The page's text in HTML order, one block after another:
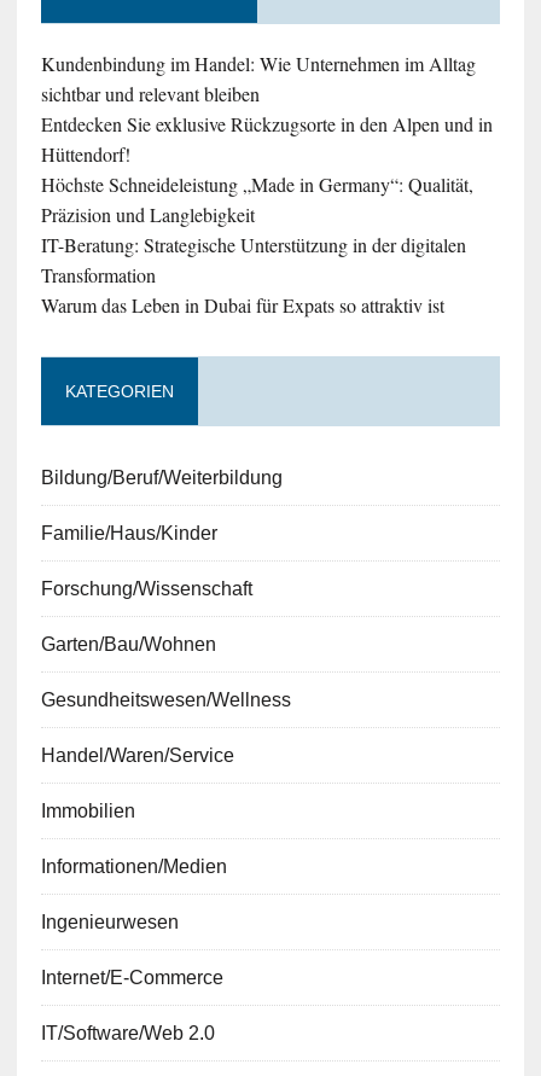
Kundenbindung im Handel: Wie Unternehmen im Alltag
sichtbar und relevant bleiben
Entdecken Sie exklusive Rückzugsorte in den Alpen und in
Hüttendorf!
Höchste Schneideleistung „Made in Germany“: Qualität,
Präzision und Langlebigkeit
IT-Beratung: Strategische Unterstützung in der digitalen
Transformation
Warum das Leben in Dubai für Expats so attraktiv ist
KATEGORIEN
Bildung/Beruf/Weiterbildung
Familie/Haus/Kinder
Forschung/Wissenschaft
Garten/Bau/Wohnen
Gesundheitswesen/Wellness
Handel/Waren/Service
Immobilien
Informationen/Medien
Ingenieurwesen
Internet/E-Commerce
IT/Software/Web 2.0